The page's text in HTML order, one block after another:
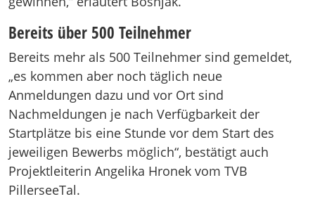
Bereits über 500 Teilnehmer
Bereits mehr als 500 Teilnehmer sind gemeldet,
„es kommen aber noch täglich neue
Anmeldungen dazu und vor Ort sind
Nachmeldungen je nach Verfügbarkeit der
Startplätze bis eine Stunde vor dem Start des
jeweiligen Bewerbs möglich“, bestätigt auch
Projektleiterin Angelika Hronek vom TVB
PillerseeTal.